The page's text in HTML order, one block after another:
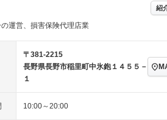
センターデ
装備略
キーレス
－ ポータブルナビ
スマートキー
3列シート ベンチシート
紹
運営、損害保険代理店業
〒381-2215
長野県長野市稲里町中氷鉋１４５５－
１
10:00～20:00